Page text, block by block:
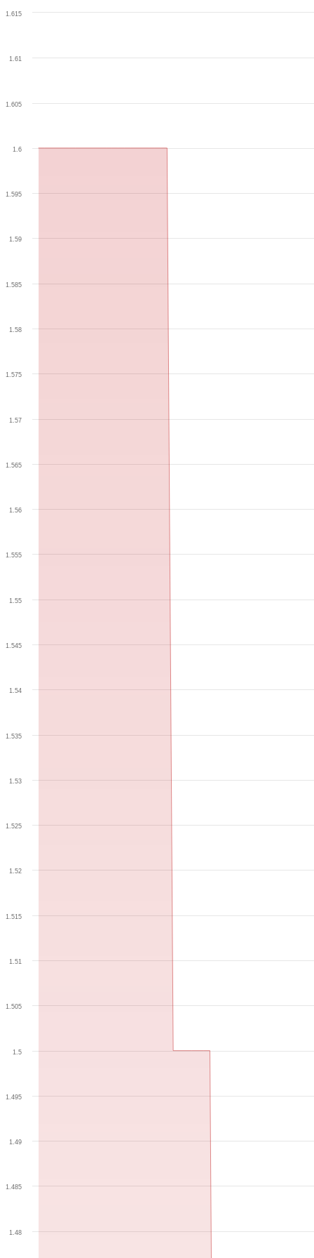
1.48
1.49
1.5
1.51
1.52
1.53
1.54
1.55
1.56
1.57
1.58
1.59
1.6
1.61
1.485
1.495
1.505
1.515
1.525
1.535
1.545
1.555
1.565
1.575
1.585
1.595
1.605
1.615